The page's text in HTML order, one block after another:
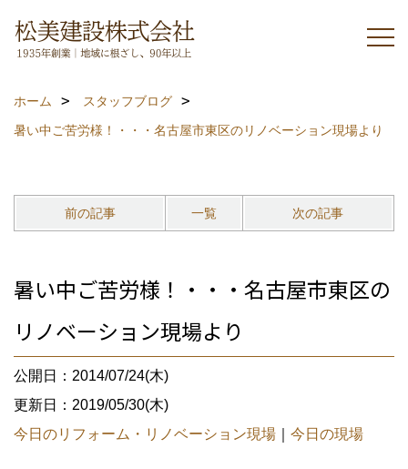
ホーム
スタッフブログ
暑い中ご苦労様！・・・名古屋市東区のリノベーション現場より
前の記事 一覧 次の記事
暑い中ご苦労様！・・・名古屋市東区の
リノベーション現場より
公開日：2014/07/24(木)
更新日：2019/05/30(木)
今日のリフォーム・リノベーション現場
今日の現場